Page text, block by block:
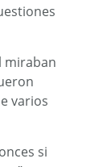
miraban
varios
si